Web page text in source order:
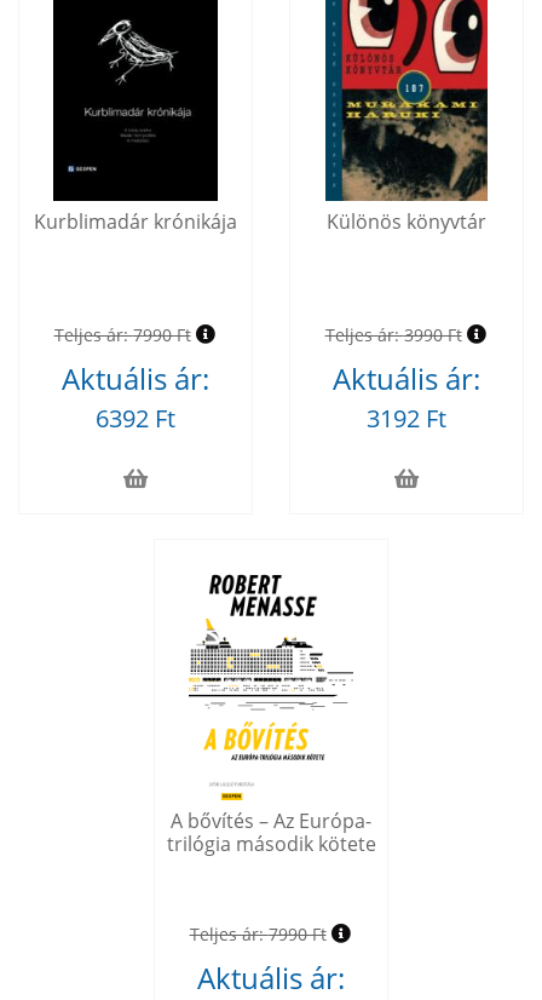
Kurblimadár krónikája
Teljes ár:7990 Ft
Aktuális ár:
6392 Ft
Különös könyvtár
Teljes ár:3990 Ft
Aktuális ár:
3192 Ft
A bővítés – Az Európa-
trilógia második kötete
Teljes ár:7990 Ft
Aktuális ár: